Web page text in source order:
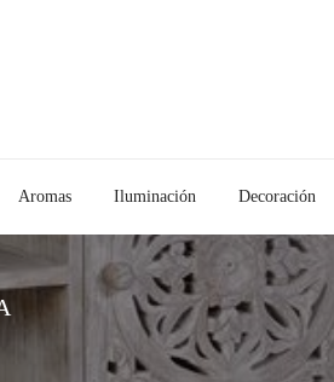
Aromas Iluminación Decoración